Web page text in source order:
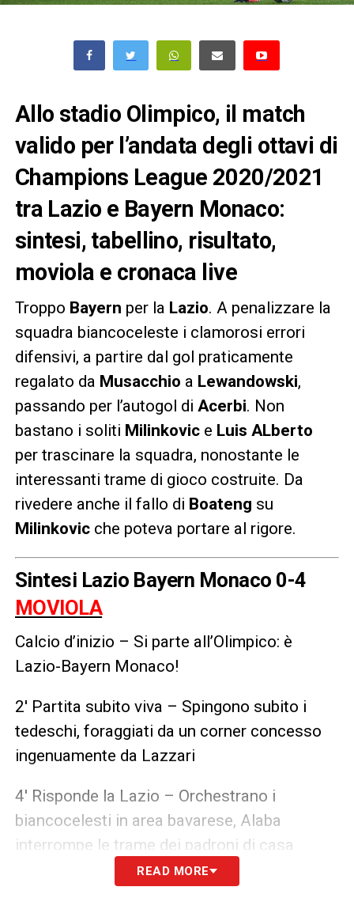
Allo stadio Olimpico, il match
valido per l’andata degli ottavi di
Champions League 2020/2021
tra Lazio e Bayern Monaco:
sintesi, tabellino, risultato,
moviola e cronaca live
Troppo Bayern per la Lazio. A penalizzare la
squadra biancoceleste i clamorosi errori
difensivi, a partire dal gol praticamente
regalato da Musacchio a Lewandowski,
passando per l’autogol di Acerbi. Non
bastano i soliti Milinkovice Luis ALberto
per trascinare la squadra, nonostante le
interessanti trame di gioco costruite. Da
rivedere anche il fallo di Boateng su
Milinkovicche poteva portare al rigore.
Sintesi Lazio Bayern Monaco 0-4
MOVIOLA
Calcio d’inizio – Si parte all’Olimpico: è
Lazio-Bayern Monaco!
2′ Partita subito viva – Spingono subito i
tedeschi, foraggiati da un corner concesso
ingenuamente da Lazzari
4′ Risponde la Lazio – Orchestrano i
biancocelesti in area bavarese, Alaba
interrompe le trame dei padroni di casa
7′ Incursione Bayern – Palla insidiosa di Sule
READ MORE